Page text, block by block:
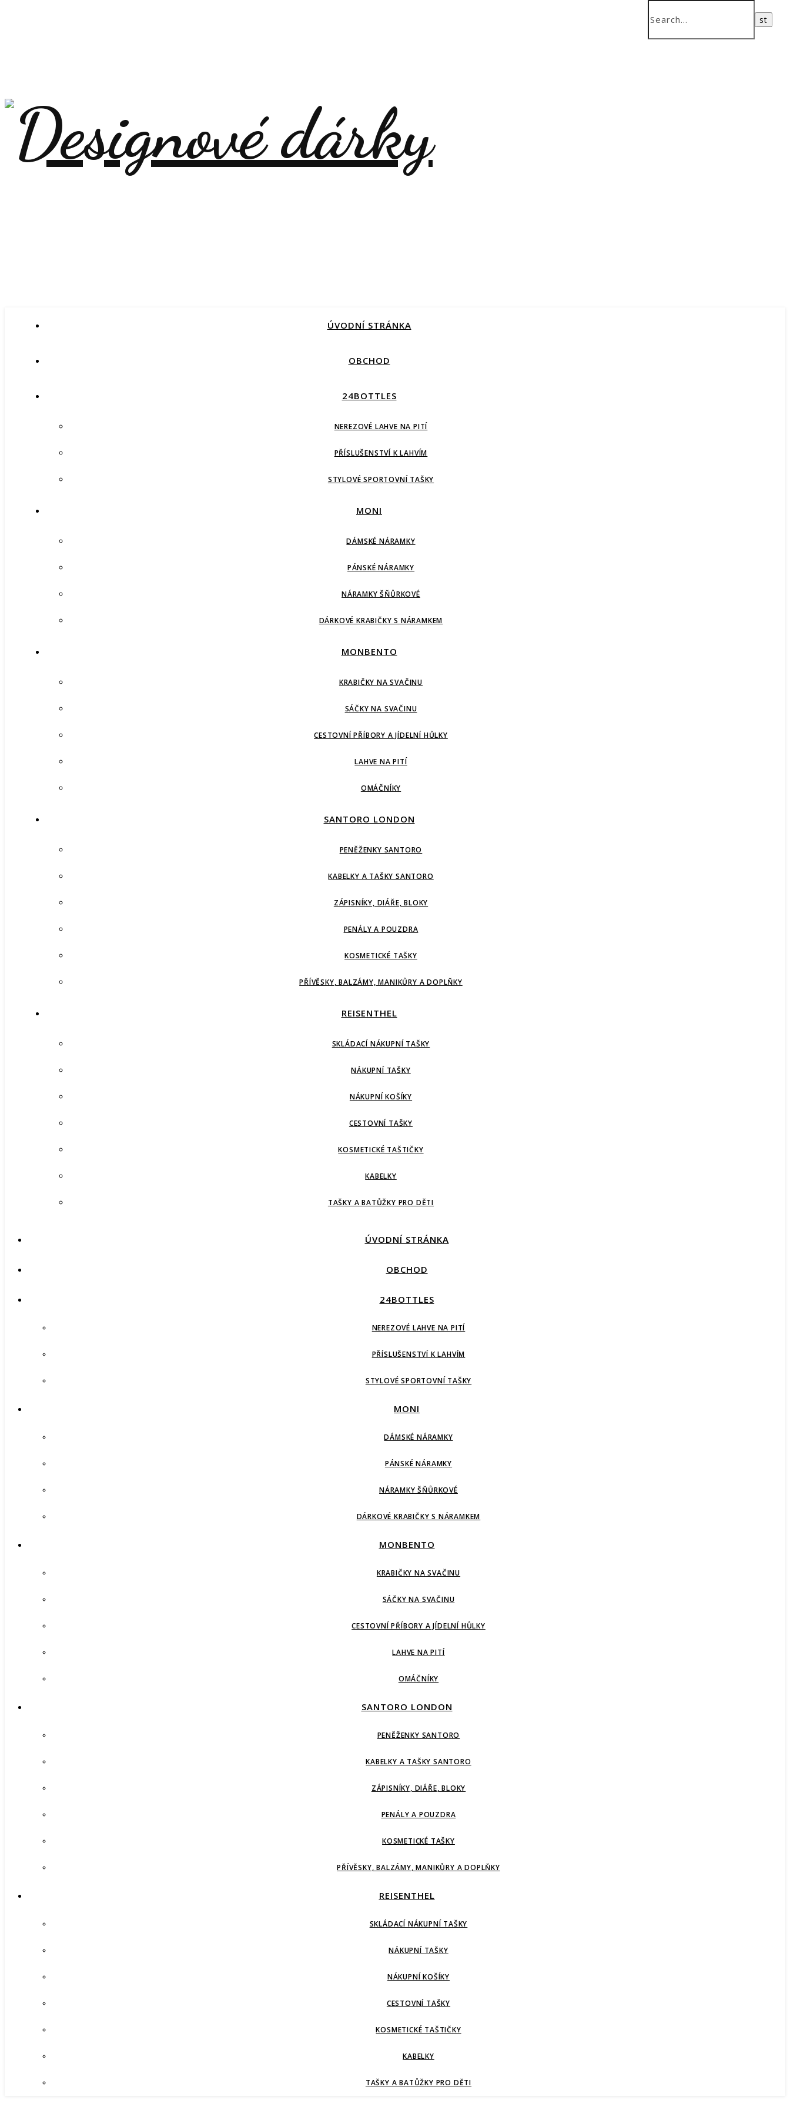
ÚVODNÍ STRÁNKA
OBCHOD
24BOTTLES
NEREZOVÉ LAHVE NA PITÍ
PŘÍSLUŠENSTVÍ K LAHVÍM
STYLOVÉ SPORTOVNÍ TAŠKY
MONI
DÁMSKÉ NÁRAMKY
PÁNSKÉ NÁRAMKY
NÁRAMKY ŠŇŮRKOVÉ
DÁRKOVÉ KRABIČKY S NÁRAMKEM
MONBENTO
KRABIČKY NA SVAČINU
SÁČKY NA SVAČINU
CESTOVNÍ PŘÍBORY A JÍDELNÍ HŮLKY
LAHVE NA PITÍ
OMÁČNÍKY
SANTORO LONDON
PENĚŽENKY SANTORO
KABELKY A TAŠKY SANTORO
ZÁPISNÍKY, DIÁŘE, BLOKY
PENÁLY A POUZDRA
KOSMETICKÉ TAŠKY
PŘÍVĚSKY, BALZÁMY, MANIKŮRY A DOPLŇKY
REISENTHEL
SKLÁDACÍ NÁKUPNÍ TAŠKY
NÁKUPNÍ TAŠKY
NÁKUPNÍ KOŠÍKY
CESTOVNÍ TAŠKY
KOSMETICKÉ TAŠTIČKY
KABELKY
TAŠKY A BATŮŽKY PRO DĚTI
ÚVODNÍ STRÁNKA
OBCHOD
24BOTTLES
NEREZOVÉ LAHVE NA PITÍ
PŘÍSLUŠENSTVÍ K LAHVÍM
STYLOVÉ SPORTOVNÍ TAŠKY
MONI
DÁMSKÉ NÁRAMKY
PÁNSKÉ NÁRAMKY
NÁRAMKY ŠŇŮRKOVÉ
DÁRKOVÉ KRABIČKY S NÁRAMKEM
MONBENTO
KRABIČKY NA SVAČINU
SÁČKY NA SVAČINU
CESTOVNÍ PŘÍBORY A JÍDELNÍ HŮLKY
LAHVE NA PITÍ
OMÁČNÍKY
SANTORO LONDON
PENĚŽENKY SANTORO
KABELKY A TAŠKY SANTORO
ZÁPISNÍKY, DIÁŘE, BLOKY
PENÁLY A POUZDRA
KOSMETICKÉ TAŠKY
PŘÍVĚSKY, BALZÁMY, MANIKŮRY A DOPLŇKY
REISENTHEL
SKLÁDACÍ NÁKUPNÍ TAŠKY
NÁKUPNÍ TAŠKY
NÁKUPNÍ KOŠÍKY
CESTOVNÍ TAŠKY
KOSMETICKÉ TAŠTIČKY
KABELKY
TAŠKY A BATŮŽKY PRO DĚTI